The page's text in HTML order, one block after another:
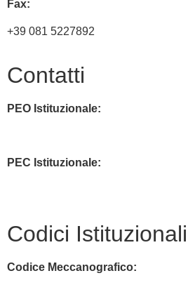
Fax:
+39 081 5227892
Contatti
PEO Istituzionale:
PEC Istituzionale:
Codici Istituzionali
Codice Meccanografico: